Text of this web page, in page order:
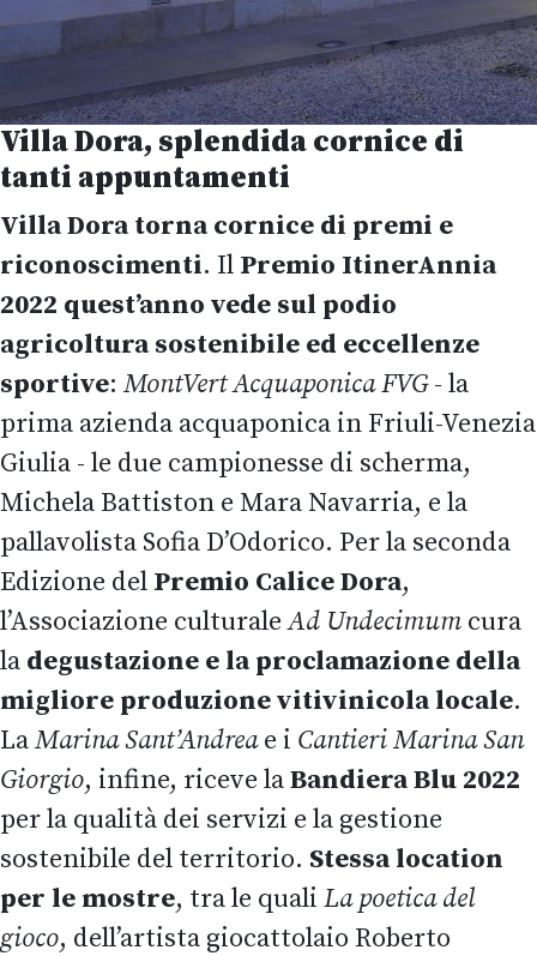
Villa Dora, splendida cornice di
tanti appuntamenti
Villa Dora torna cornice di premi e
riconoscimenti. Il Premio ItinerAnnia
2022 quest’anno vede sul podio
agricoltura sostenibile ed eccellenze
sportive: MontVert Acquaponica FVG- la
prima azienda acquaponica in Friuli-Venezia
Giulia - le due campionesse di scherma,
Michela Battiston e Mara Navarria, e la
pallavolista Sofia D’Odorico. Per la seconda
Edizione del Premio Calice Dora,
l’Associazione culturaleAd Undecimum cura
la degustazione e la proclamazione della
migliore produzione vitivinicola locale.
LaMarina Sant’Andreae i Cantieri Marina San
Giorgio, infine, riceve laBandiera Blu 2022
per la qualità dei servizi e la gestione
sostenibile del territorio. Stessa location
per le mostre, tra le quali La poetica del
gioco, dell’artista giocattolaio Roberto